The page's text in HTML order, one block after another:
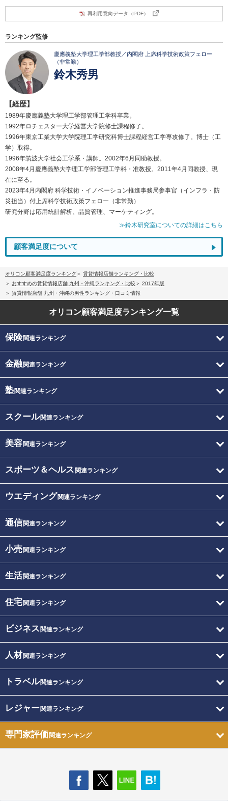
再利用意向データ（PDF）
ランキング監修
慶應義塾大学理工学部教授／内閣府 上席科学技術政策フェロー
（非常勤）
鈴木秀男
【経歴】
1989年慶應義塾大学理工学部管理工学科卒業。
1992年ロチェスター大学経営大学院修士課程修了。
1996年東京工業大学大学院理工学研究科博士課程経営工学専攻修了。博士（工
学）取得。
1996年筑波大学社会工学系・講師。2002年6月同助教授。
2008年4月慶應義塾大学理工学部管理工学科・准教授。2011年4月同教授、現
在に至る。
2023年4月内閣府 科学技術・イノベーション推進事務局参事官（インフラ・防
災担当）付上席科学技術政策フェロー（非常勤）
研究分野は応用統計解析、品質管理、マーケティング。
≫鈴木研究室についての詳細はこちら
顧客満足度について
オリコン顧客満足度ランキング
賃貸情報店舗ランキング・比較
おすすめの賃貸情報店舗 九州・沖縄ランキング・比較
2017年版
賃貸情報店舗 九州・沖縄の男性ランキング・口コミ情報
オリコン顧客満足度ランキング一覧
保険関連ランキング
金融関連ランキング
塾関連ランキング
スクール関連ランキング
美容関連ランキング
スポーツ＆ヘルス 関連ランキング
ウエディング関連ランキング
通信関連ランキング
小売関連ランキング
生活関連ランキング
住宅関連ランキング
ビジネス 関連ランキング
人材関連ランキング
トラベル関連ランキング
レジャー関連ランキング
専門家評価関連ランキング